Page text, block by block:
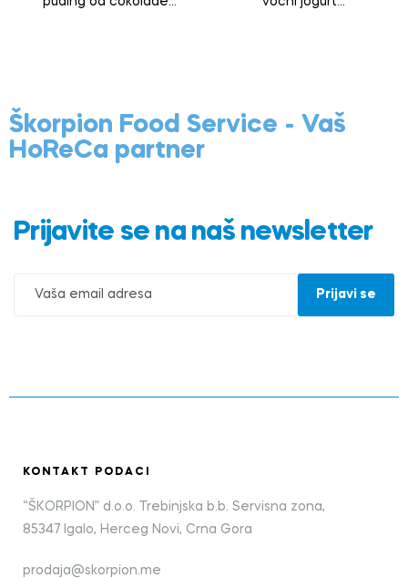
Škorpion Food Service - Vaš
HoReCa partner
Prijavite se na naš newsletter
KONTAKT PODACI
“ŠKORPION” d.o.o. Trebinjska b.b. Servisna zona,
85347 Igalo, Herceg Novi, Crna Gora
prodaja@skorpion.me